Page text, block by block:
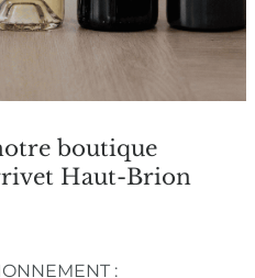
boutique
Haut-Brion
: